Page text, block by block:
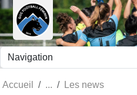
Accueil Les news
Panneau de gestion des cookies